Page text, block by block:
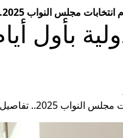
مجلس النواب 2025.. تفاصيل مهمة